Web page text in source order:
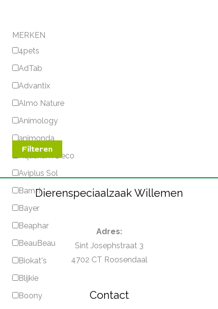
MERKEN
4pets
AdTab
Advantix
Almo Nature
Animology
animonda
Aquarium Deco
Aviplus Sol
Barn-I
Bayer
Beaphar
BeauBeau
Biokat's
Blijkie
Boony
Filteren
Dierenspeciaalzaak Willemen
Adres:
Sint Josephstraat 3
4702 CT Roosendaal
Contact